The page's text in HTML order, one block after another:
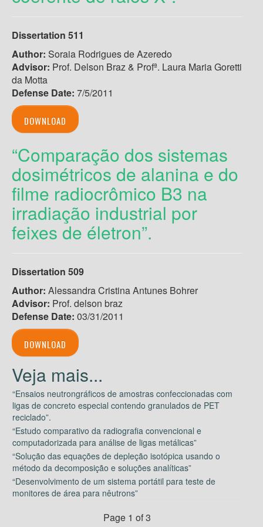
Dissertation 511
Author: Soraia Rodrigues de Azeredo
Advisor: Prof. Delson Braz & Profª. Laura Maria Goretti
da Motta
Defense Date: 7/5/2011
DOWNLOAD
“Comparação dos sistemas
dosimétricos de alanina e do
filme radiocrômico B3 na
irradiação industrial por
feixes de életron”.
Dissertation 509
Author: Alessandra Cristina Antunes Bohrer
Advisor: Prof. delson braz
Defense Date: 03/31/2011
DOWNLOAD
“Ensaios neutrongráficos de amostras confeccionadas com
ligas de concreto especial contendo granulados de PET
reciclado”.
“Estudo comparativo da radiografia convencional e
computadorizada para análise de ligas metálicas”
“Solução das equações de depleção isotópica usando o
método da decomposição e soluções analíticas”
“Desenvolvimento de um sistema portátil para teste de
monitores de área para nêutrons”
Page 1 of 3